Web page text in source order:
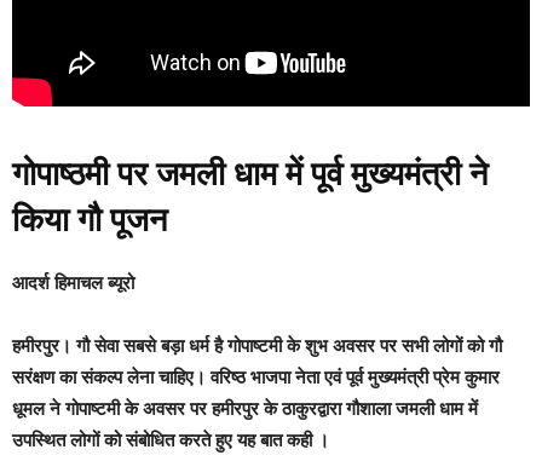
गोपाष्ठमी पर जमली धाम में पूर्व मुख्यमंत्री ने
किया गौ पूजन
आदर्श हिमाचल ब्यूरो
हमीरपुर।गौ सेवा सबसे बड़ा धर्म है गोपाष्टमी के शुभ अवसर पर सभी लोगों को गौ
सरंक्षण का संकल्प लेना चाहिए। वरिष्ठ भाजपा नेता एवं पूर्व मुख्यमंत्री प्रेम कुमार
धूमल ने गोपाष्टमी के अवसर पर हमीरपुर के ठाकुरद्वारा गौशाला जमली धाम में
उपस्थित लोगों को संबोधित करते हुए यह बात कही ।